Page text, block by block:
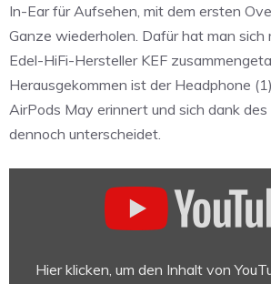
In-Ear für Aufsehen, mit dem ersten
Ganze wiederholen. Dafür hat man sich
Edel-HiFi-Hersteller KEF
Herausgekommen ist der Headphone
AirPods May erinnert und sich dank des
dennoch unterscheidet.
sound“Hier klicken, um den Inhalt von